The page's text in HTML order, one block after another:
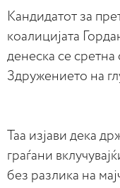
Кандидатот за
коалицијата
денеска се
Здружението на
Таа изјави дека
граѓани
без разлика на